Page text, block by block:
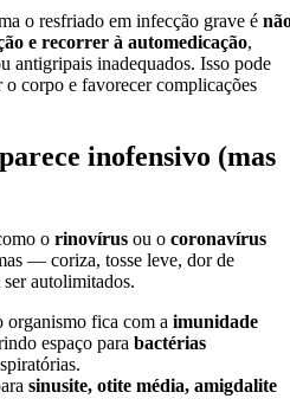
o resfriado em infecção grave é
e recorrer à automedicação,
antigripais inadequados. Isso pode
o corpo e favorecer complicações
inofensivo (mas
orinovírus ou ocoronavírus
— coriza, tosse leve, dor de
autolimitados.
organismo fica com aimunidade
espaço parabactérias
sinusite, otite média, amigdalite